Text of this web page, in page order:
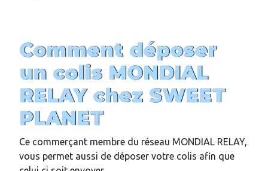
Comment déposer
un colis MONDIAL
RELAY chez SWEET
PLANET
Ce commerçant membre du réseau MONDIAL RELAY,
vous permet aussi de déposer votre colis afin que